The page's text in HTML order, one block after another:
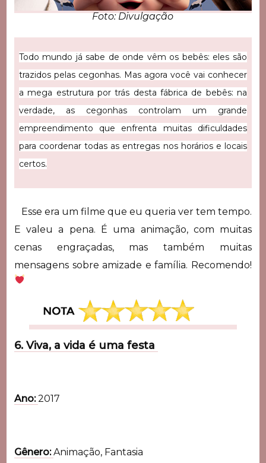
Foto: Divulgação
Todo mundo já sabe de onde vêm os bebês: eles são
trazidos pelas cegonhas. Mas agora você vai conhecer
a mega estrutura por trás desta fábrica de bebês: na
verdade, as cegonhas controlam um grande
empreendimento que enfrenta muitas dificuldades
para coordenar todas as entregas nos horários e locais
certos.
Esse era um filme que eu queria ver tem tempo.
E valeu a pena. É uma animação, com muitas
cenas engraçadas, mas também muitas
mensagens sobre amizade e família. Recomendo!
6. Viva, a vida é uma festa
Ano:2017
Gênero:Animação, Fantasia